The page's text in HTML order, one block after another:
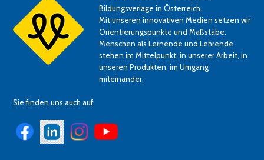
Bildungsverlage in Österreich.
Mit unseren innovativen Medien setzen wir
Orientierungspunkte und Maßstäbe.
Menschen als Lernende und Lehrende
stehen im Mittelpunkt: in unserer Arbeit, in
unseren Produkten, im Umgang
miteinander.
Sie finden uns auch auf: